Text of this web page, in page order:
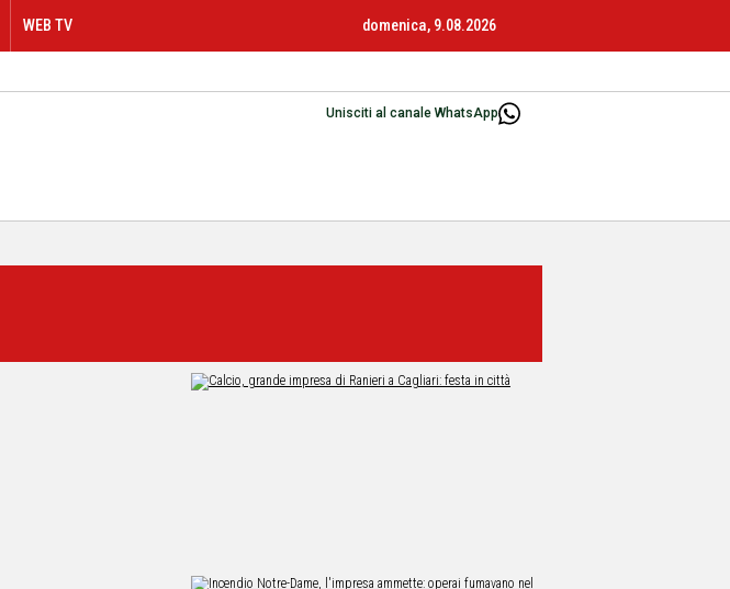
Unisciti al canale WhatsApp
WEB TV domenica, 9.08.2026